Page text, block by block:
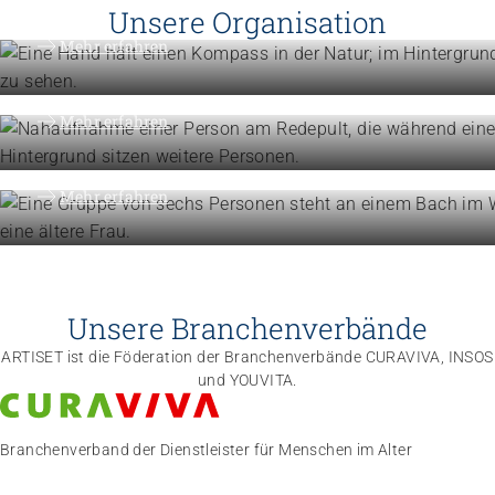
Unsere Organisation
Mehr erfahren
Engagement
Politik und Positionen
Mehr erfahren
Organisation
Die Föderation im Überblick
Mehr erfahren
Unsere Branchenverbände
ARTISET ist die Föderation der Branchenverbände CURAVIVA, INSOS
und YOUVITA.
Branchenverband der Dienstleister für Menschen im Alter